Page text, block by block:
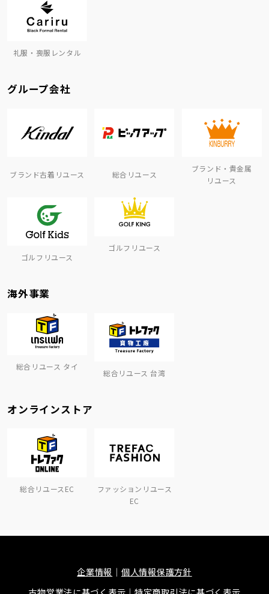
礼服・喪服レンタル
グループ会社
ブランド古着リユース 総合リユース
ブランド・貴金属
リユース
ゴルフリユース
ゴルフリユース
海外事業
総合リユース タイ
総合リユース 台湾
オンラインストア
総合リユースEC
ファッションリユース
EC
企業情報
個人情報保護方針